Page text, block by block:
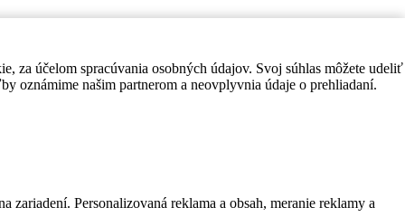
za účelom spracúvania osobných údajov. Svoj súhlas môžete udeliť
oznámime našim partnerom a neovplyvnia údaje o prehliadaní.
Personalizovaná reklama a obsah, meranie reklamy a